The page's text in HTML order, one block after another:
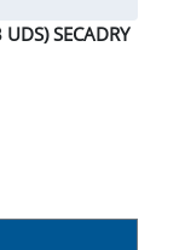
SECADRY